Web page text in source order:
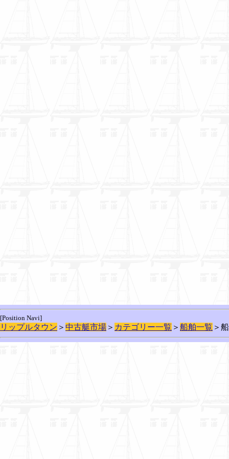
[Position Navi]
リップルタウン ＞ 中古艇市場 ＞ カテゴリー一覧 ＞ 船舶一覧 ＞